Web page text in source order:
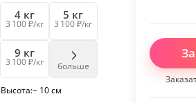
4 кг
3 100 ₽/кг
5 кг
3 100 ₽/кг
9 кг
3 100 ₽/кг больше
Высота:~ 10 см